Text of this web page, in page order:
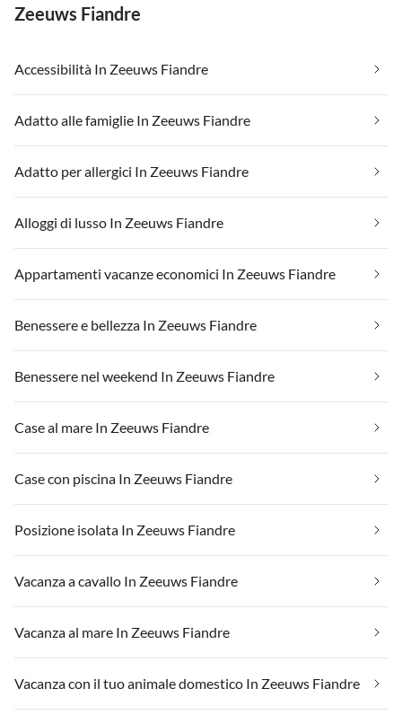
Zeeuws Fiandre
Accessibilità In Zeeuws Fiandre
Adatto alle famiglie In Zeeuws Fiandre
Adatto per allergici In Zeeuws Fiandre
Alloggi di lusso In Zeeuws Fiandre
Appartamenti vacanze economici In Zeeuws Fiandre
Benessere e bellezza In Zeeuws Fiandre
Benessere nel weekend In Zeeuws Fiandre
Case al mare In Zeeuws Fiandre
Case con piscina In Zeeuws Fiandre
Posizione isolata In Zeeuws Fiandre
Vacanza a cavallo In Zeeuws Fiandre
Vacanza al mare In Zeeuws Fiandre
Vacanza con il tuo animale domestico In Zeeuws Fiandre